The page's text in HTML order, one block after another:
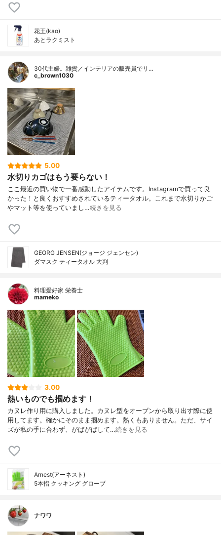
花王(kao)
あとラクミスト
30代主婦。雑貨／インテリアの販売員でリ…
c_brown1030
5.00
水切りカゴはもう要らない！
ここ最近の買い物で一番感動したアイテムです。Instagramで買って良
かった！と良くおすすめされているティータオル。これまで水切りかご
やマット等を使っていまし…続きを見る
GEORG JENSEN(ジョージ ジェンセン)
ダマスク ティータオル 大判
料理愛好家 栄養士
mameko
3.00
熱いものでも掴めます！
カヌレ作り用に購入しました。カヌレ型をオーブンから取り出す際に使
用してます。確かにそのまま掴めます。熱くもありません。ただ、サイ
ズが私の手に合わず、がばがばして…続きを見る
Arnest(アーネスト)
5本指 クッキング グローブ
ナワワ